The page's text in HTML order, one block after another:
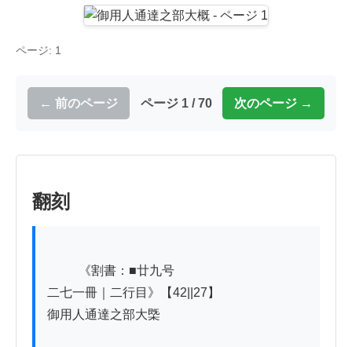
ページ: 1
← 前のページ ページ 1 / 70 次のページ →
翻刻
二七一冊｜二行目》【42||27】
御用人通達之部大㮣